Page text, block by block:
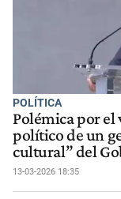
POLÍTICA
Polémica por
político de un
cultural” del
13-03-2026 18:35